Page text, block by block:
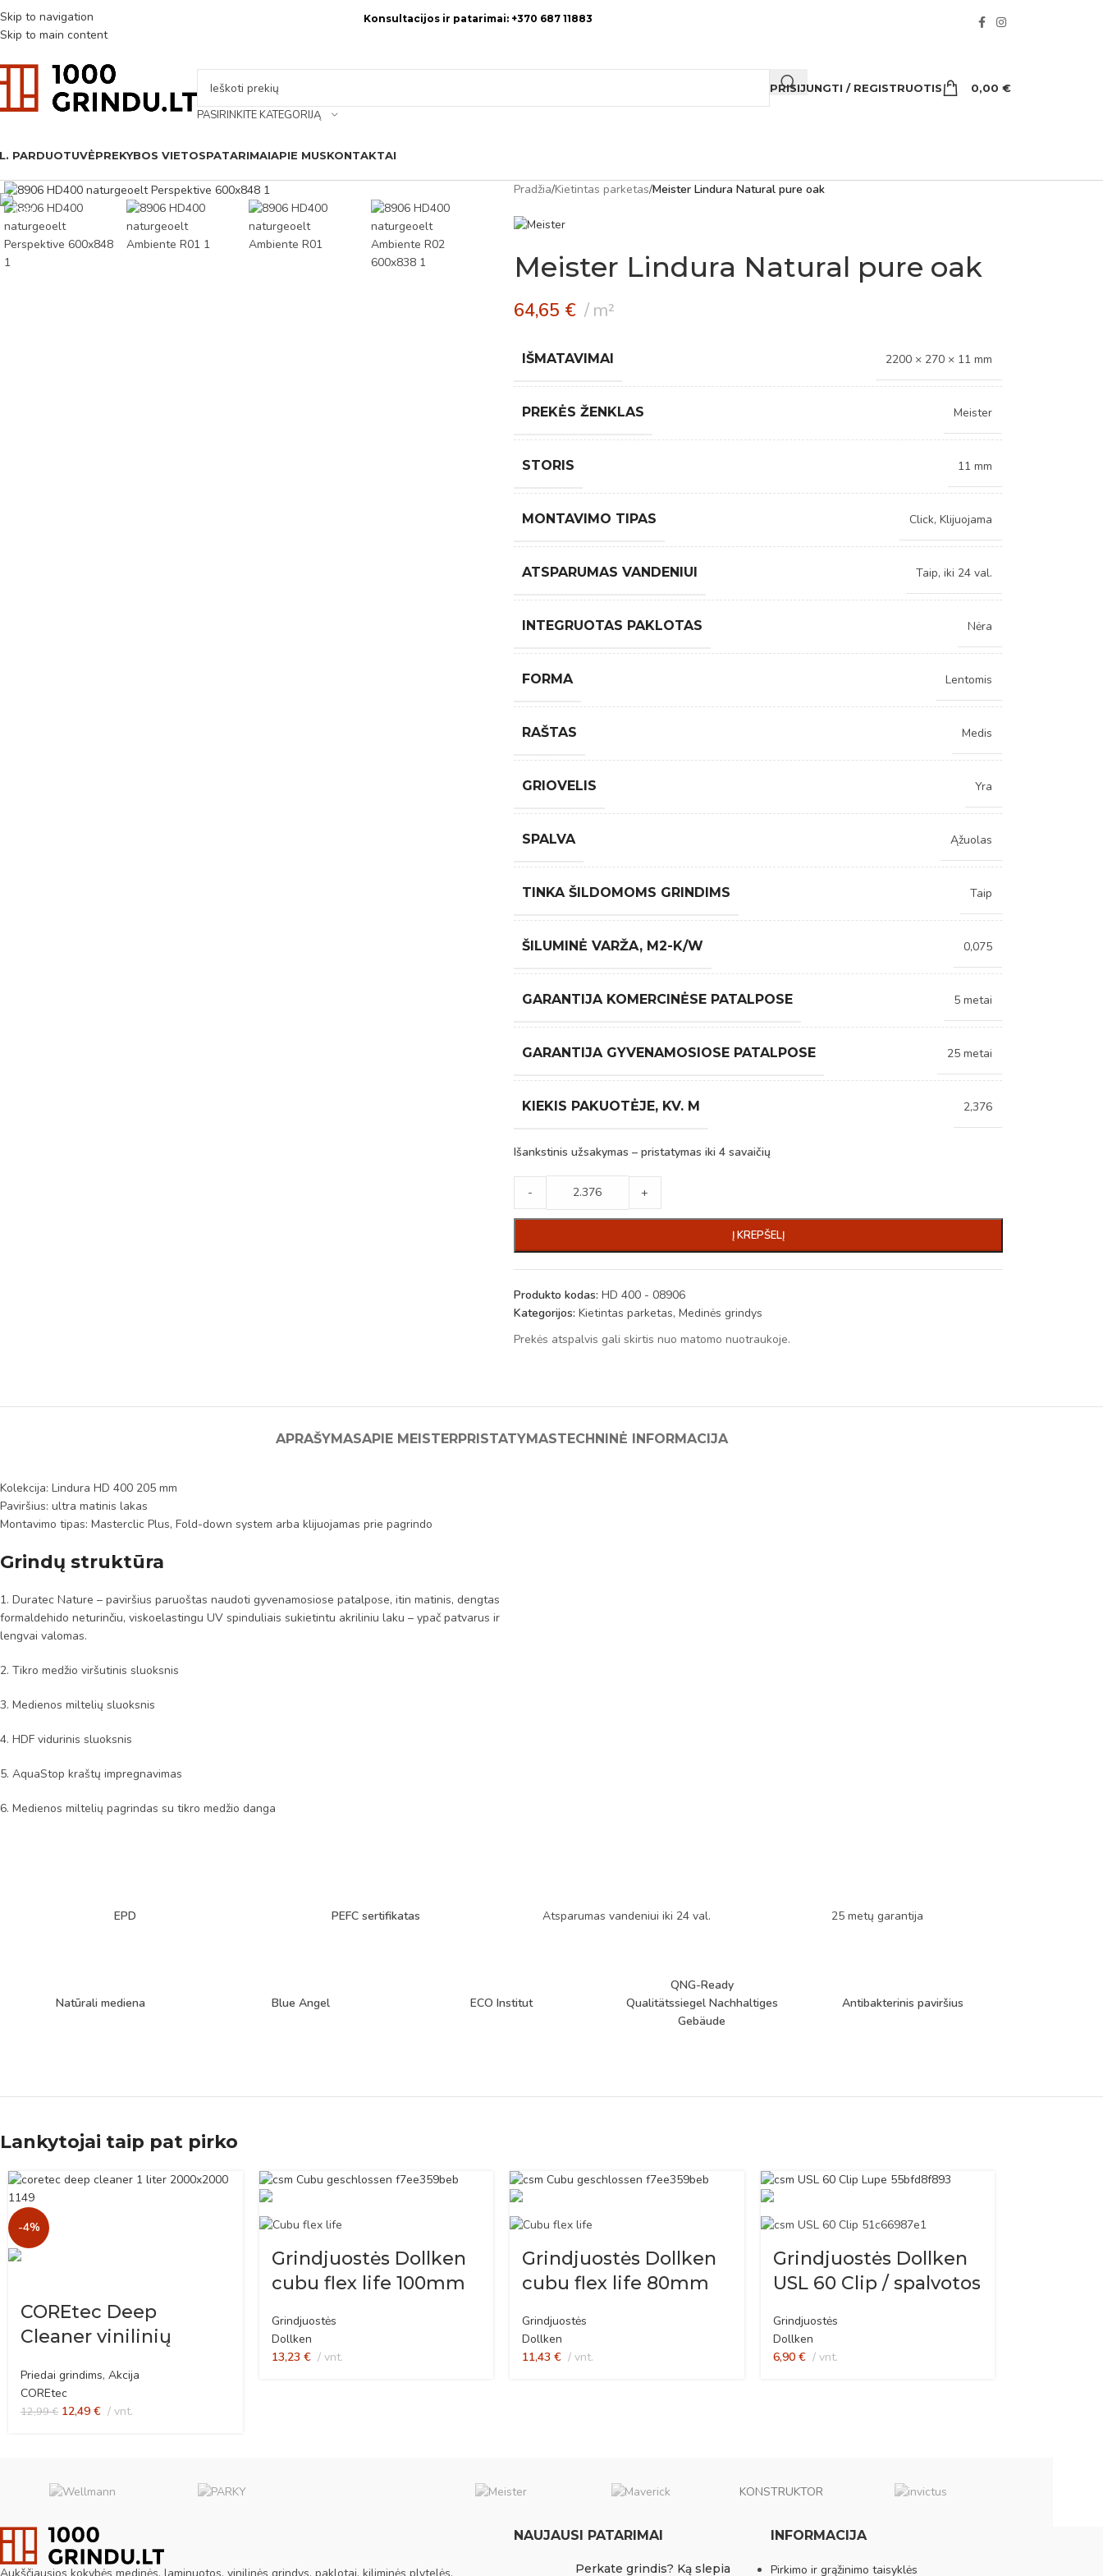
Skip to navigation
Skip to main content
Konsultacijos ir patarimai: +370 687 11883
PASIRINKITE KATEGORIJĄ
PRISIJUNGTI / REGISTRUOTIS 0,00 €
PARDUOTUVĖPREKYBOS VIETOSPATARIMAIAPIE MUSKONTAKTAI
Pradžia/Kietintas parketas/Meister Lindura Natural pure oak
Meister Lindura Natural pure oak
64,65 € m²
IŠMATAVIMAI 2200 × 270 × 11 mm
PREKĖS ŽENKLAS Meister
STORIS 11 mm
MONTAVIMO TIPAS Click, Klijuojama
ATSPARUMAS VANDENIUI Taip, iki 24 val.
INTEGRUOTAS PAKLOTAS Nėra
FORMA Lentomis
RAŠTAS Medis
GRIOVELIS Yra
SPALVA Ąžuolas
TINKA ŠILDOMOMS GRINDIMS Taip
ŠILUMINĖ VARŽA, M2-K/W 0,075
GARANTIJA KOMERCINĖSE PATALPOSE 5 metai
GARANTIJA GYVENAMOSIOSE PATALPOSE 25 metai
KIEKIS PAKUOTĖJE, KV. M 2,376
Išankstinis užsakymas – pristatymas iki 4 savaičių
- +
Į KREPŠELĮ
Produkto kodas: HD 400 - 08906
Kategorijos: Kietintas parketas, Medinės grindys
Prekės atspalvis gali skirtis nuo matomo nuotraukoje.
APRAŠYMASAPIE MEISTERPRISTATYMASTECHNINĖ INFORMACIJA
Kolekcija: Lindura HD 400 205 mm
Paviršius: ultra matinis lakas
Montavimo tipas: Masterclic Plus, Fold-down system arba klijuojamas prie pagrindo
Grindų struktūra
1. Duratec Nature – paviršius paruoštas naudoti gyvenamosiose patalpose, itin matinis, dengtas
formaldehido neturinčiu, viskoelastingu UV spinduliais sukietintu akriliniu laku – ypač patvarus ir
lengvai valomas.
2. Tikro medžio viršutinis sluoksnis
3. Medienos miltelių sluoksnis
4. HDF vidurinis sluoksnis
5. AquaStop kraštų impregnavimas
6. Medienos miltelių pagrindas su tikro medžio danga
EPD PEFC sertifikatas Atsparumas vandeniui iki 24 val. 25 metų garantija
Natūrali mediena Blue Angel ECO Institut
QNG-Ready
Qualitätssiegel Nachhaltiges
Gebäude
Antibakterinis paviršius
Lankytojai taip pat pirko
-4%
COREtec Deep
Cleaner vinilinių
remonto
Priedai grindims, Akcija
COREtec
12,99€ 12,49 € vnt.
Grindjuostės Dollken
cubu flex life 100mm
Grindjuostės
Dollken
13,23 € vnt.
Grindjuostės Dollken
cubu flex life 80mm
Grindjuostės
Dollken
11,43 € vnt.
Grindjuostės Dollken
USL 60 Clip / spalvotos
Grindjuostės
Dollken
6,90 € vnt.
KONSTRUKTOR
NAUJAUSI PATARIMAI
Perkate grindis? Ką slepia
INFORMACIJA
Pirkimo ir grąžinimo taisyklės